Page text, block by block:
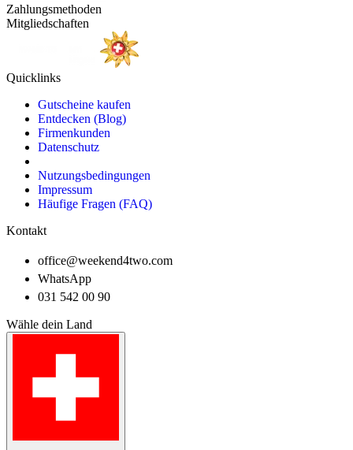
Zahlungsmethoden
Mitgliedschaften
Quicklinks
Gutscheine kaufen
Entdecken (Blog)
Firmenkunden
Datenschutz
Nutzungsbedingungen
Impressum
Häufige Fragen (FAQ)
Kontakt
office@weekend4two.com
WhatsApp
031 542 00 90
Wähle dein Land